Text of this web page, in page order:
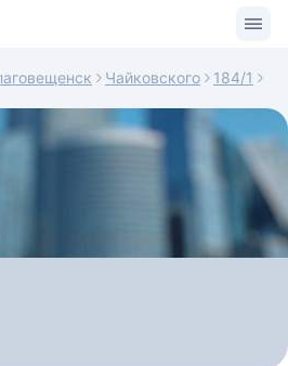
Чайковского 184/1